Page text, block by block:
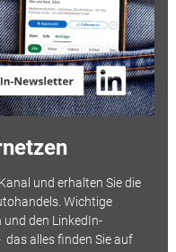
und erhalten Sie die
Wichtige
und den LinkedIn-
das alles finden Sie auf